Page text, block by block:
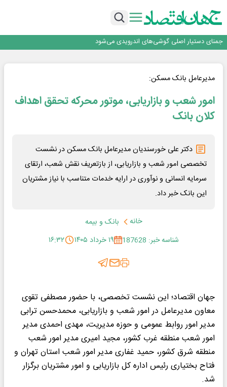
ایران، شریک راهبردی اتحادیه اقتصادی اوراسیا در مسیر توسعه تجارت و همگرایی
جمنای دستیار اصلی گوشی‌های اندرویدی می‌شود
برگزاری آیین نکوداشت فعالان مواکب مرز شلمچه توسط شهرداری منطقه یک
ایران، شریک راهبردی اتحادیه اقتصادی اوراسیا در مسیر توسعه تجارت و همگرایی
مدیرعامل بانک مسکن:
امور شعب و بازاریابی، موتور محرکه تحقق اهداف
کلان بانک
دکتر علی خورسندیان مدیرعامل بانک مسکن در نشست
تخصصی امور شعب و بازاریابی، از بازتعریف نقش شعب، ارتقای
سرمایه انسانی و نوآوری در ارایه خدمات متناسب با نیاز مشتریان
این بانک خبر داد.
خانه
بانک و بیمه
شناسه خبر: 187628
۱۹ خرداد ۱۴۰۵ ۱۶:۳۲
جهان اقتصاد؛ این نشست تخصصی، با حضور مصطفی تقوی
معاون مدیرعامل در امور شعب و بازاریابی، محمدحسن ترابی
مدیر امور روابط عمومی و حوزه مدیریت، مهدی احمدی مدیر
امور شعب منطقه غرب کشور، مجید امیری مدیر امور شعب
منطقه شرق کشور، حمید غفاری مدیر امور شعب استان تهران و
فتاح بختیاری رئیس اداره کل بازاریابی و امور مشتریان برگزار
شد.